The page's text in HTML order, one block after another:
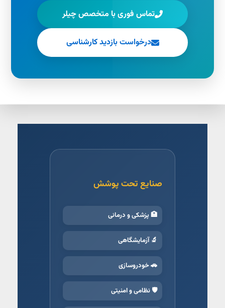
تماس فوری با متخصص چیلر
درخواست بازدید کارشناسی
صنایع تحت پوشش
🏥 پزشکی و درمانی
🔬 آزمایشگاهی
🚗 خودروسازی
🛡️ نظامی و امنیتی